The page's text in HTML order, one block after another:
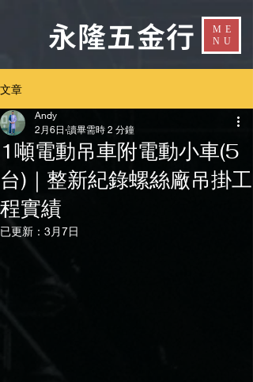
​永隆五金行​
ME
NU
文章
1噸電動吊車附電動小車(5
台)｜整新紀錄螺絲廠吊掛工
程實績
Andy
2月6日 讀畢需時 2 分鐘
已更新： 3月7日